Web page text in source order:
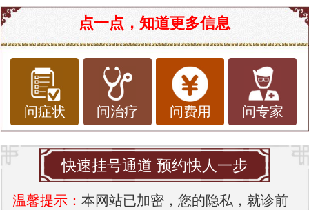
点一点，知道更多信息
问症状 问治疗 问费用 问专家
快速挂号通道 预约快人一步
温馨提示： 本网站已加密，您的隐私，就诊前